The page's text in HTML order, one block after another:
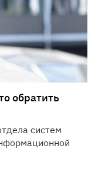
обратить
систем